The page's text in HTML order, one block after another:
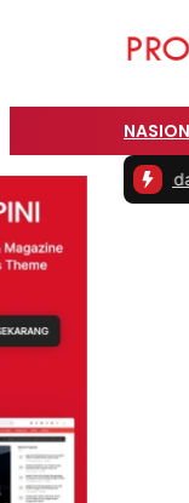
dari Rumah #2 -